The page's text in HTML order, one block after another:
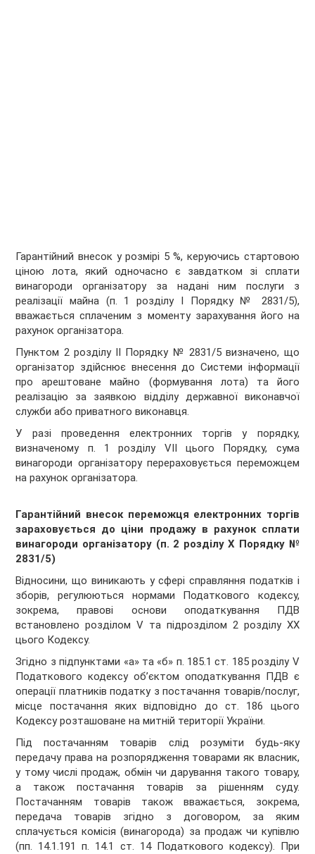
Гарантійний внесок у розмірі 5 %, керуючись стартовою
ціною лота, який одночасно є завдатком зі сплати
винагороди організатору за надані ним послуги з
реалізації майна (п. 1 розділу І Порядку № 2831/5),
вважається сплаченим з моменту зарахування його на
рахунок організатора.
Пунктом 2 розділу ІІ Порядку № 2831/5 визначено, що
організатор здійснює внесення до Системи інформації
про арештоване майно (формування лота) та його
реалізацію за заявкою відділу державної виконавчої
служби або приватного виконавця.
У разі проведення електронних торгів у порядку,
визначеному п. 1 розділу VII цього Порядку, сума
винагороди організатору перераховується переможцем
на рахунок організатора.
Гарантійний внесок переможця електронних торгів
зараховується до ціни продажу в рахунок сплати
винагороди організатору (п. 2 розділу Х Порядку №
2831/5)
Відносини, що виникають у сфері справляння податків і
зборів, регулюються нормами Податкового кодексу,
зокрема, правові основи оподаткування ПДВ
встановлено розділом V та підрозділом 2 розділу ХХ
цього Кодексу.
Згідно з підпунктами «а» та «б» п. 185.1 ст. 185 розділу V
Податкового кодексу об’єктом оподаткування ПДВ є
операції платників податку з постачання товарів/послуг,
місце постачання яких відповідно до ст. 186 цього
Кодексу розташоване на митній території України.
Під постачанням товарів слід розуміти будь-яку
передачу права на розпорядження товарами як власник,
у тому числі продаж, обмін чи дарування такого товару,
а також постачання товарів за рішенням суду.
Постачанням товарів також вважається, зокрема,
передача товарів згідно з договором, за яким
сплачується комісія (винагорода) за продаж чи купівлю
(пп. 14.1.191 п. 14.1 ст. 14 Податкового кодексу). При